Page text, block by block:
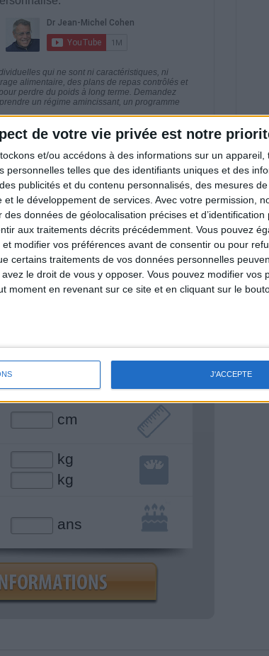
de votre vie privée est notre
et/ou accédons à des informations sur un appareil,
personnelles telles que des identifiants uniques et des
publicités et du contenu personnalisés, des mesures
le développement de services. Avec votre permission,
données de géolocalisation précises et d’identification
aux traitements décrits précédemment. Vous pouvez
modifier vos préférences avant de consentir ou pour
certains traitements de vos données personnelles
le droit de vous y opposer. Vous pouvez modifier vos
moment en revenant sur ce site et en cliquant sur le
J'ACCEPTE
qui ne sont ni caractéristiques, ni
alimentaire, des plans de repas contrôlés et
perdre du poids à long terme. Demandez
un régime amincissant, un programme
Voir tout
Savoir Maigrir vous
sereinement de votre objectif
un homme
cm
kg
kg
ans